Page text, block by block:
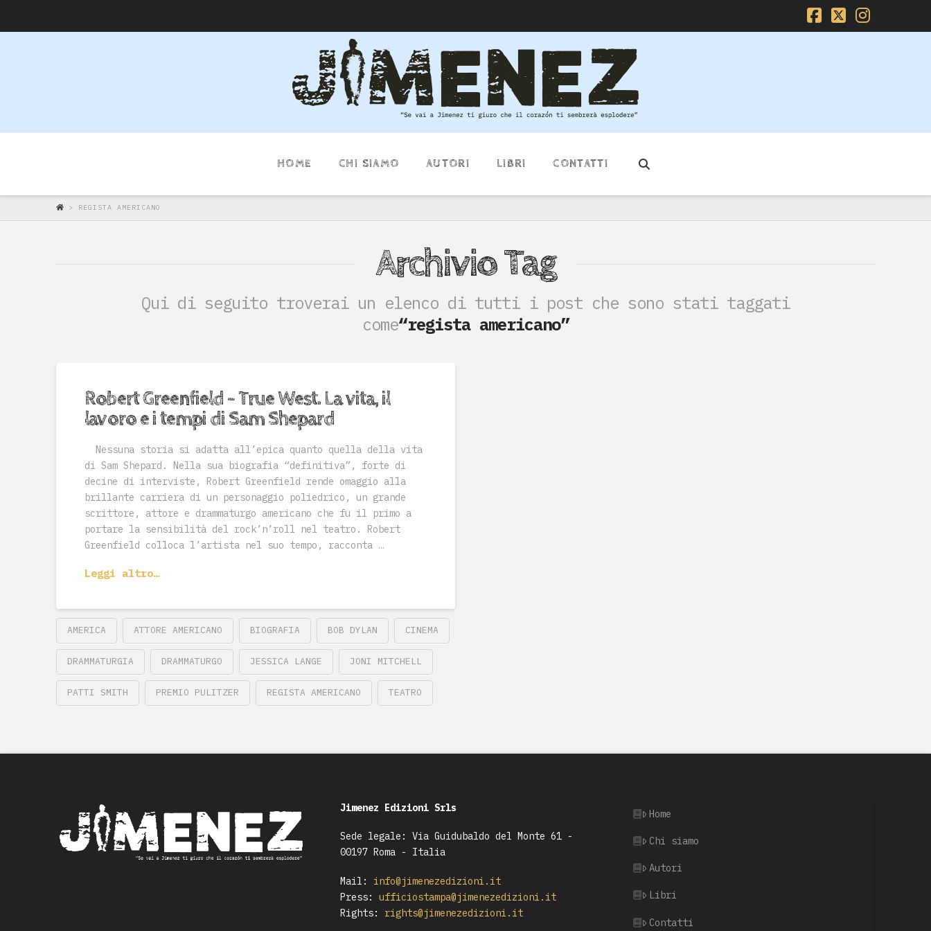
Facebook
X
HOME CHI SIAMO AUTORI LIBRI CONTATTI
> REGISTA AMERICANO
Archivio Tag
Qui di seguito troverai un elenco di tutti i post che sono stati taggati
come“regista americano”
Robert Greenfield – True West. La vita, il
lavoro e i tempi di Sam Shepard
Nessuna storia si adatta all’epica quanto quella della vita
di Sam Shepard. Nella sua biografia “definitiva”, forte di
decine di interviste, Robert Greenfield rende omaggio alla
brillante carriera di un personaggio poliedrico, un grande
scrittore, attore e drammaturgo americano che fu il primo a
portare la sensibilità del rock’n’roll nel teatro. Robert
Greenfield colloca l’artista nel suo tempo, racconta …
Leggi altro…
AMERICA ATTORE AMERICANO BIOGRAFIA BOB DYLAN CINEMA
DRAMMATURGIA DRAMMATURGO JESSICA LANGE JONI MITCHELL
PATTI SMITH PREMIO PULITZER REGISTA AMERICANO TEATRO
Jimenez Edizioni Srls
Sede legale: Via Guidubaldo del Monte 61 -
00197 Roma - Italia
Mail:
info@jimenezedizioni.it
Press:
ufficiostampa@jimenezedizioni.it
Rights:
rights@jimenezedizioni.it
Home
Chi siamo
Autori
Libri
Contatti